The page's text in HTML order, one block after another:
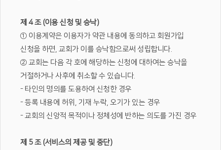
제 4 조 (이용 신청 및 승낙)
① 이용계약은 이용자가 약관 내용에 동의하고 회원가입
신청을 하면, 교회가 이를 승낙함으로써 성립합니다.
② 교회는 다음 각 호에 해당하는 신청에 대하여는 승낙을
거절하거나 사후에 취소할 수 있습니다.
- 타인의 명의를 도용하여 신청한 경우
- 등록 내용에 허위, 기재 누락, 오기가 있는 경우
- 교회의 신앙적 목적이나 정체성에 반하는 의도를 가진 경우
제 5 조 (서비스의 제공 및 중단)